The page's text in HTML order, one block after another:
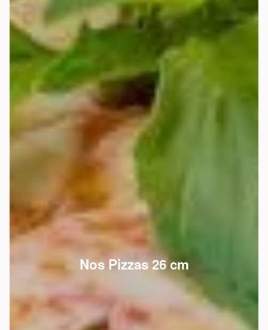
Nos Pizzas 26 cm